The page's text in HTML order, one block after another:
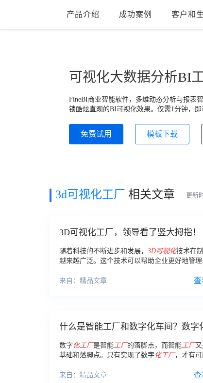
产品介绍 成功案例 客户和
可视化大数据分析BI
FineBI商业智能软件，多维动态分析与报表
锁酷炫直观的BI可视化效果。仅需1分钟，即
免费试用 模板下载
3d可视化工厂 相关文章 更新
3D可视化工厂，领导看了竖大拇指！
随着科技的不断进步和发展， 3D可视化技术在
越来越广泛。这个技术可以帮助企业更好地管理
种采用 3D技术创建和展示
来自：精品文章 查
什么是智能工厂和数字化车间？数字
有好处你应该了解！
数字 化工厂是智能工厂的落脚点，而智能工厂又
基础和落脚点。只有实现了数字 化工厂，才有
来自：精品文章
查